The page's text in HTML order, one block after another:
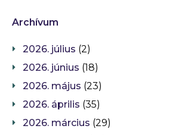
Archívum
2026. július (2)
2026. június (18)
2026. május (23)
2026. április (35)
2026. március (29)